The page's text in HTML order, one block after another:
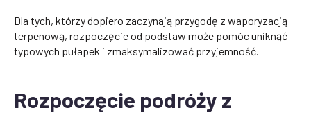
Dla tych, którzy dopiero zaczynają przygodę z waporyzacją
terpenową, rozpoczęcie od podstaw może pomóc uniknąć
typowych pułapek i zmaksymalizować przyjemność.
Rozpoczęcie podróży z